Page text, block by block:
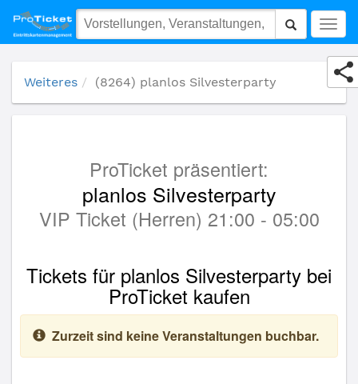
(8264) planlos Silvesterparty
Weiteres (8264) planlos Silvesterparty
ProTicket präsentiert:
planlos Silvesterparty
VIP Ticket (Herren) 21:00 - 05:00
Tickets für planlos Silvesterparty bei
ProTicket kaufen
Zurzeit sind keine Veranstaltungen buchbar.